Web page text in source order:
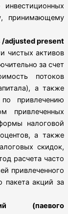
принимающему
/adjusted present
чистых активов
за счет
потоков
а также
привлечению
привлеченных
налоговой
а также
скидок,
расчета часто
привлеченного
пакета акций за
(паевого